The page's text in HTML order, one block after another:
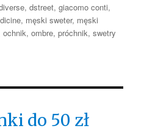
,dstreet,giacomo conti,
, męski sweter, męski
ochnik,ombre,próchnik,swetry
do 50 zł